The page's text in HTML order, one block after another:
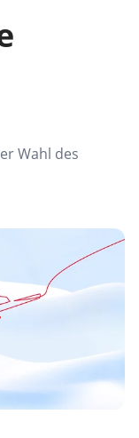
Wahl des